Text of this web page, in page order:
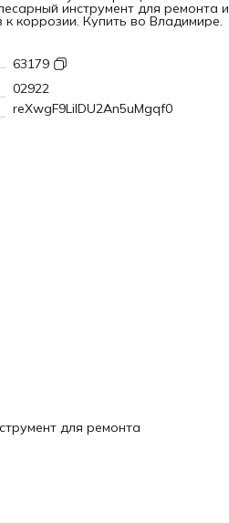
инструмент для ремонта и
к коррозии. Купить во Владимире.
63179
02922
reXwgF9LiIDU2An5uMgqf0
для ремонта